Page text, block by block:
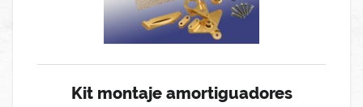
Kit montaje amortiguadores